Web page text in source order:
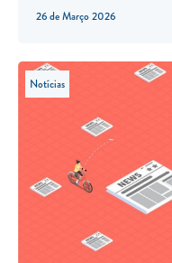
26 de Março 2026
Notícias